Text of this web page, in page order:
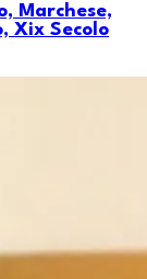
Marchese,
Xix Secolo